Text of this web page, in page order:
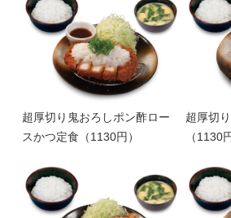
超厚切り鬼おろしポン酢ロー
スかつ定食（1130円）
超厚切
（1130